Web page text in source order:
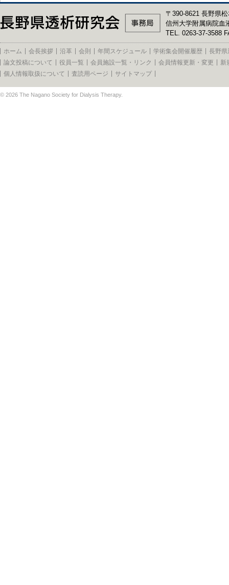
〒390-8621 長野県
信州大学附属病院血
TEL. 0263-37-3588
ホーム 会長挨拶 沿革 会則 年間スケジュール 学術集会開催履歴
長野県
論文投稿について
役員一覧 会員施設一覧・リンク 会員情報更新・変更
新
個人情報取扱について
査読用ページ サイトマップ
© 2026 The Nagano Society for Dialysis Therapy.